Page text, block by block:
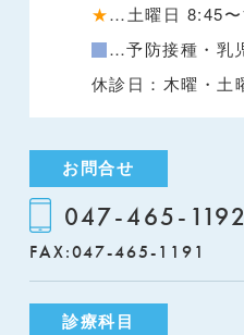
★…土曜日 8:45
…予防接種・乳
休診日：木曜・土
お問合せ
047-465-1192
FAX:047-465-1191
診療科目